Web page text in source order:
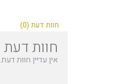
חוות דעת (0)
חוות דעת
אין עדיין חוות דעת.